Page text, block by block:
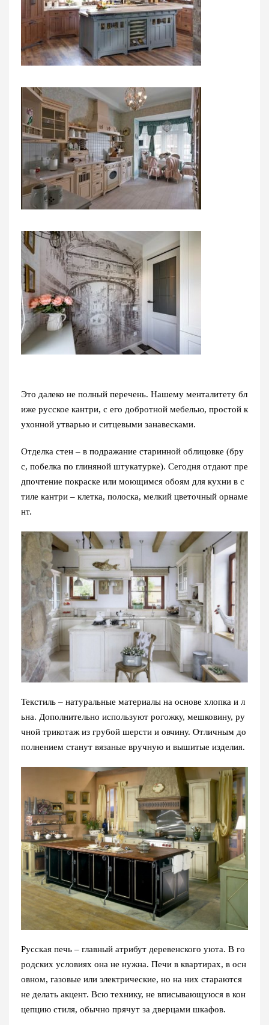
Это далеко не полный перечень. Нашему менталитету бл
иже русское кантри, с его добротной мебелью, простой к
ухонной утварью и ситцевыми занавесками.
Отделка стен – в подражание старинной облицовке (бру
с, побелка по глиняной штукатурке). Сегодня отдают пре
дпочтение покраске или моющимся обоям для кухни в с
тиле кантри – клетка, полоска, мелкий цветочный орнаме
нт.
Текстиль – натуральные материалы на основе хлопка и л
ьна. Дополнительно используют рогожку, мешковину, ру
чной трикотаж из грубой шерсти и овчину. Отличным до
полнением станут вязаные вручную и вышитые изделия.
Русская печь – главный атрибут деревенского уюта. В го
родских условиях она не нужна. Печи в квартирах, в осн
овном, газовые или электрические, но на них стараются
не делать акцент. Всю технику, не вписывающуюся в кон
цепцию стиля, обычно прячут за дверцами шкафов.